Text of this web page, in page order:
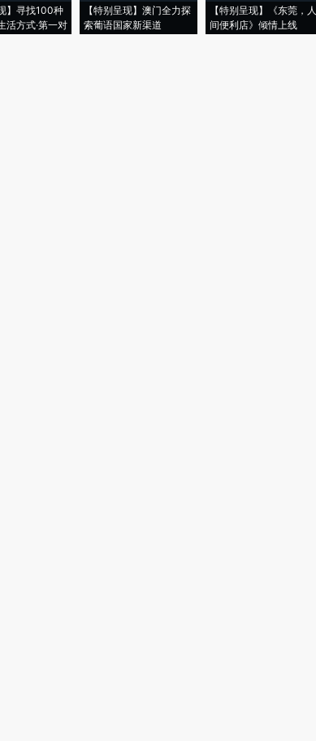
】寻找100种
活方式·第一对
【特别呈现】澳门全力探
索葡语国家新渠道
【特别呈现】《东莞，人
间便利店》倾情上线